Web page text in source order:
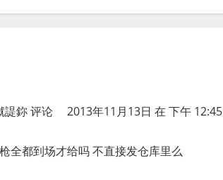
諟鉨评论 2013年11月13日 在 下午 12:45
全都到场才给吗 不直接发仓库里么